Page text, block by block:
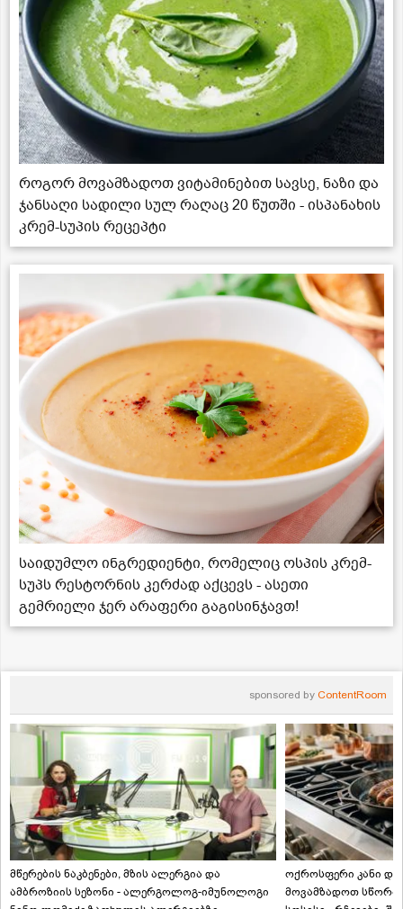
როგორ მოვამზადოთ ვიტამინებით სავსე, ნაზი და
ჯანსაღი სადილი სულ რაღაც 20 წუთში - ისპანახის
კრემ-სუპის რეცეპტი
საიდუმლო ინგრედიენტი, რომელიც ოსპის კრემ-
სუპს რესტორნის კერძად აქცევს - ასეთი
გემრიელი ჯერ არაფერი გაგისინჯავთ!
sponsored by ContentRoom
მწერების ნაკბენები, მზის ალერგია და
ამბროზიის სეზონი - ალერგოლოგ-იმუნოლოგი
ოქროსფერი კანი და
მოვამზადოთ